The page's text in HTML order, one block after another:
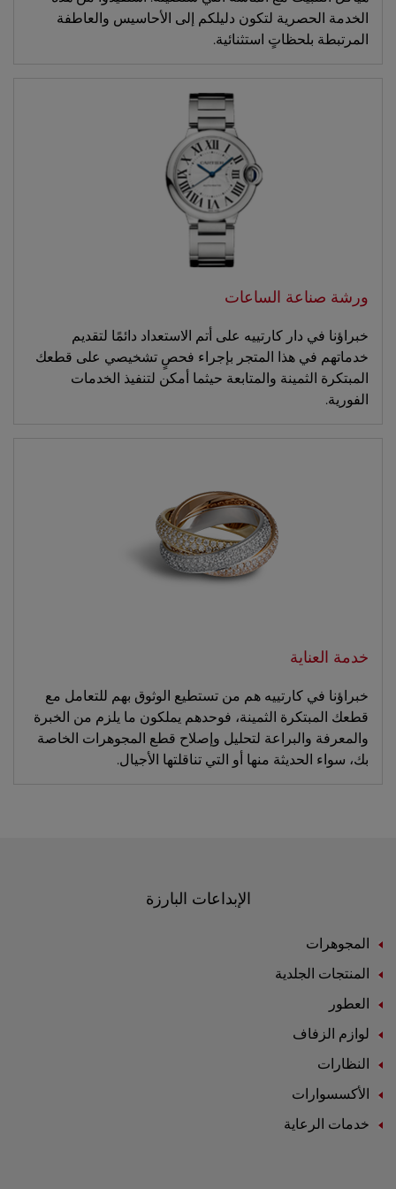
الخدمة الحصرية لتكون دليلكم إلى الأحاسيس والعاطفة
المرتبطة بلحظاتٍ استثنائية.
ورشة صناعة الساعات
خبراؤنا في دار كارتييه على أتم الاستعداد دائمًا لتقديم
خدماتهم في هذا المتجر بإجراء فحصٍ تشخيصي على قطعك
المبتكرة الثمينة والمتابعة حيثما أمكن لتنفيذ الخدمات
الفورية.
خدمة العناية
خبراؤنا في كارتييه هم من تستطيع الوثوق بهم للتعامل مع
قطعك المبتكرة الثمينة، فوحدهم يملكون ما يلزم من الخبرة
والمعرفة والبراعة لتحليل وإصلاح قطع المجوهرات الخاصة
بك، سواء الحديثة منها أو التي تناقلتها الأجيال.
الإبداعات البارزة
المجوهرات
المنتجات الجلدية
العطور
لوازم الزفاف
النظارات
الأكسسوارات
خدمات الرعاية